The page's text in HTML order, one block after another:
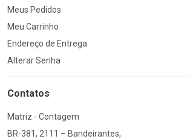
Meus Pedidos
Meu Carrinho
Endereço de Entrega
Alterar Senha
Contatos
Matriz - Contagem
BR-381, 2111 – Bandeirantes,